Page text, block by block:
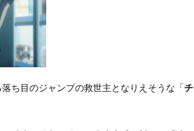
ち目のジャンプの救世主となりえそうな「チ